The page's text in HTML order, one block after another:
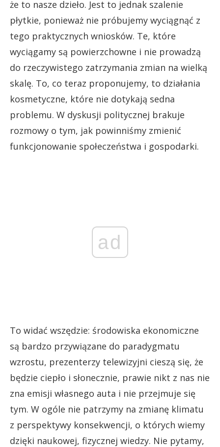
że to nasze dzieło. Jest to jednak szalenie
płytkie, ponieważ nie próbujemy wyciągnąć z
tego praktycznych wniosków. Te, które
wyciągamy są powierzchowne i nie prowadzą
do rzeczywistego zatrzymania zmian na wielką
skalę. To, co teraz proponujemy, to działania
kosmetyczne, które nie dotykają sedna
problemu. W dyskusji politycznej brakuje
rozmowy o tym, jak powinniśmy zmienić
funkcjonowanie społeczeństwa i gospodarki.
ad
To widać wszędzie: środowiska ekonomiczne
są bardzo przywiązane do paradygmatu
wzrostu, prezenterzy telewizyjni cieszą się, że
będzie ciepło i słonecznie, prawie nikt z nas nie
zna emisji własnego auta i nie przejmuje się
tym. W ogóle nie patrzymy na zmianę klimatu
z perspektywy konsekwencji, o których wiemy
dzięki naukowej, fizycznej wiedzy. Nie pytamy,